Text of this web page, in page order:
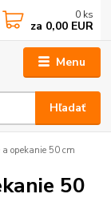
Menu
Hľadať
0 ks
za 0,00 EUR
opekanie 50 cm
50